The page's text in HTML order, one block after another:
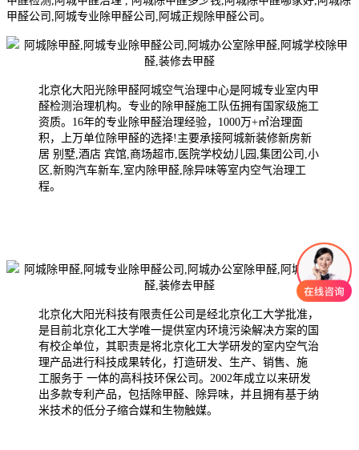
甲醛公司,阿城专业除甲醛公司,阿城正规除甲醛公司。
北京化大阳光除甲醛阿城空气治理中心是阿城专业室内甲
醛检测治理机构。专业的除甲醛施工队伍拥有国家级施工
资质。16年的专业除甲醛治理经验，1000万+㎡治理面
积，上万单位除甲醛的选择!主要承接阿城新装修新房新
居 别墅,酒店 宾馆,商场超市,医院学校幼儿园,集团公司,小
区,新购汽车新车,室内除甲醛,除异味等室内空气治理工
程。
北京化大阳光科技有限责任公司是经北京化工大学批准，
是目前北京化工大学唯一提供室内环境污染解决方案的国
有校企单位，其职责是将北京化工大学研发的室内空气治
理产品进行科技成果转化，打造研发、生产、销售、施
工服务于 一体的高科技环保公司。2002年成立以来研发
出多款专利产品，包括除甲醛、除异味，并且拥有基于纳
米技术的低分子缩合媒和生物触媒。